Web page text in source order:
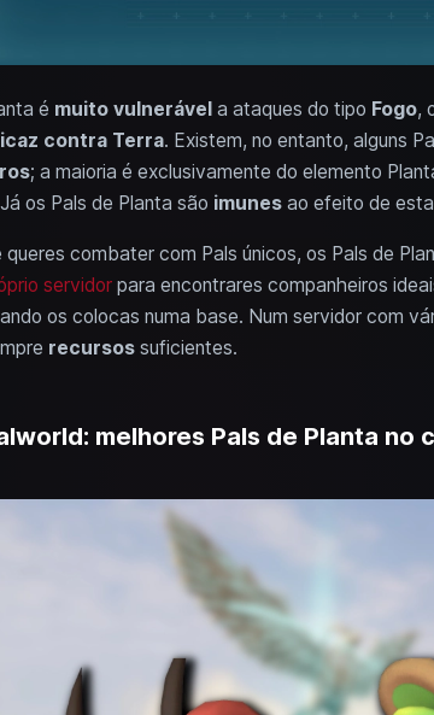
é muito vulnerávela ataques do tipo Fogo,
contra Terra. Existem, no entanto, alguns
; a maioria é exclusivamente do elemento
os Pals de Planta são imunesao efeito de
queres combater com Pals únicos, os Pals de
servidorpara encontrares companheiros
os colocas numa base. Num servidor com
recursossuficientes.
melhores Pals de Planta no